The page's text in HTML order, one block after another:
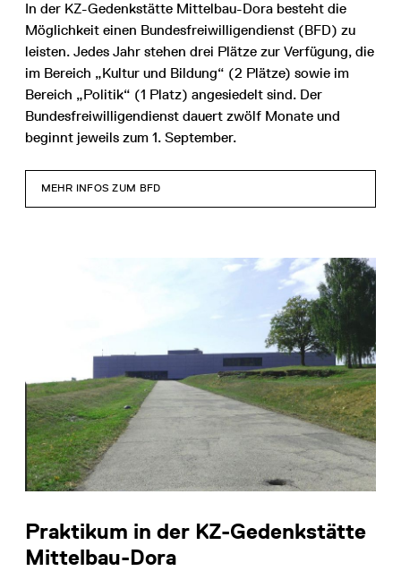
In der KZ-Gedenkstätte Mittelbau-Dora besteht die
Möglichkeit einen Bundesfreiwilligendienst (BFD) zu
leisten. Jedes Jahr stehen drei Plätze zur Verfügung, die
im Bereich „Kultur und Bildung“ (2 Plätze) sowie im
Bereich „Politik“ (1 Platz) angesiedelt sind. Der
Bundesfreiwilligendienst dauert zwölf Monate und
beginnt jeweils zum 1. September.
MEHR INFOS ZUM BFD
Praktikum in der KZ-Gedenkstätte
Mittelbau-Dora